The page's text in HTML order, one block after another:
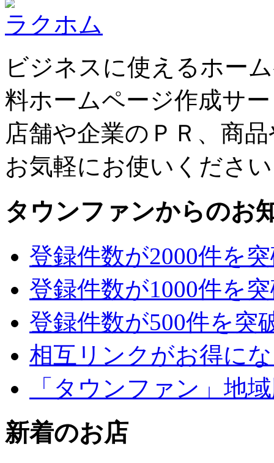
ラクホム
ビジネスに使えるホー
料ホームページ作成サ
店舗や企業のＰＲ、商
お気軽にお使いくださ
タウンファンからのお
登録件数が2000件を
登録件数が1000件を
登録件数が500件を突
相互リンクがお得に
「タウンファン」地
新着のお店